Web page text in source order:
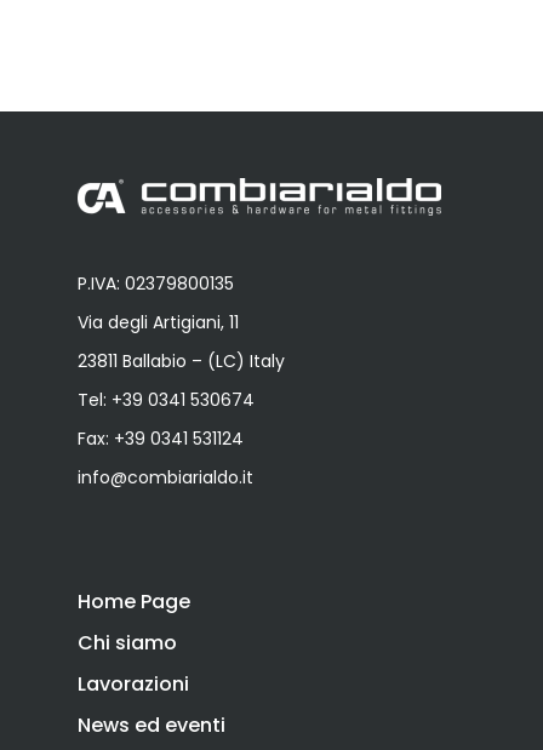
P.IVA: 02379800135
Via degli Artigiani, 11
23811 Ballabio – (LC) Italy
Tel: +39 0341 530674
Fax: +39 0341 531124
info@combiarialdo.it
Home Page
Chi siamo
Lavorazioni
News ed eventi